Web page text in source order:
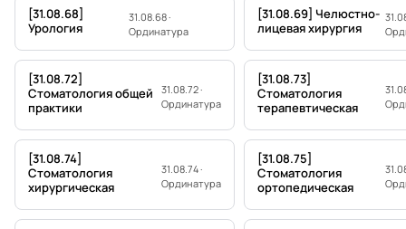
[31.08.68]
Урология
31.08.68 ·
Ординатура
[31.08.69] Челюстно-
лицевая хирургия
[31.08.72]
Стоматология общей
практики
31.08.72 ·
Ординатура
[31.08.73]
Стоматология
терапевтическая
[31.08.74]
Стоматология
хирургическая
31.08.74 ·
Ординатура
[31.08.75]
Стоматология
ортопедическая